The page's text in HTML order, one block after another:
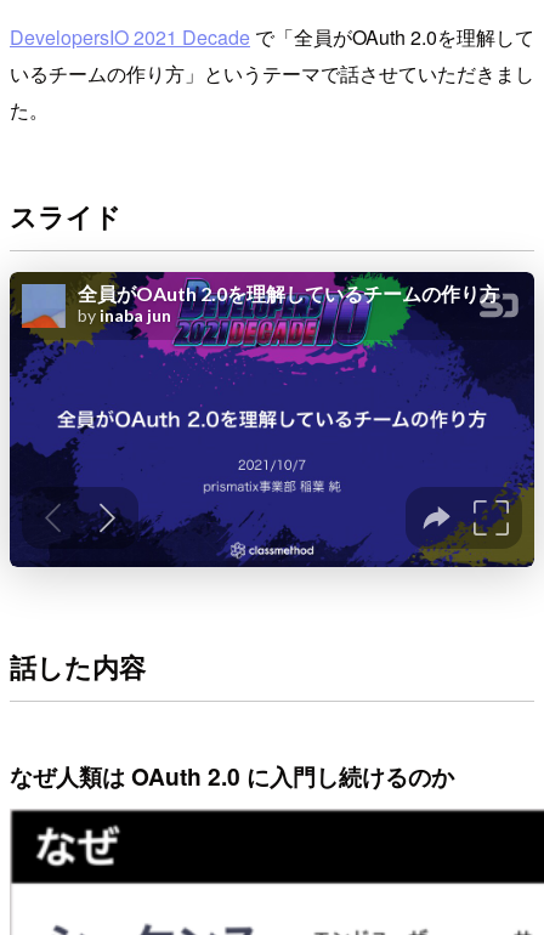
DevelopersIO 2021 Decade で「全員がOAuth 2.0を理解して
いるチームの作り方」というテーマで話させていただきまし
た。
スライド
話した内容
なぜ人類は OAuth 2.0 に入門し続けるのか